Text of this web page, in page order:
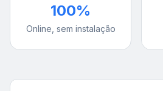
100%
Online, sem instalação